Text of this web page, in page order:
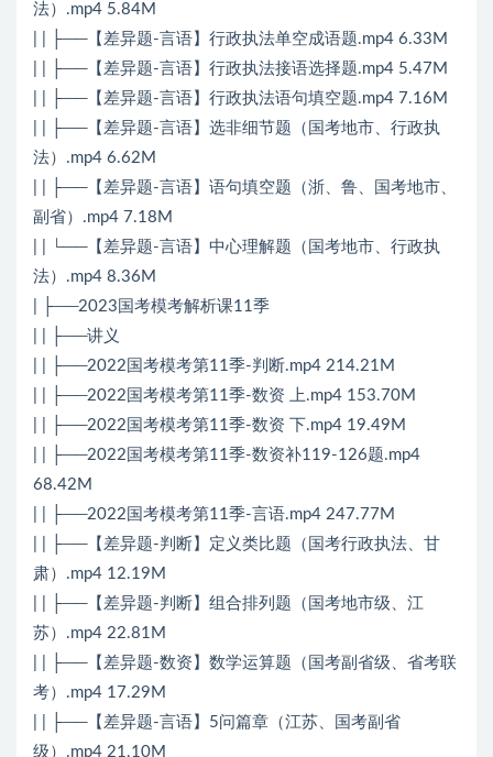
法）.mp4 5.84M
| | ├──【差异题-言语】行政执法单空成语题.mp4 6.33M
| | ├──【差异题-言语】行政执法接语选择题.mp4 5.47M
| | ├──【差异题-言语】行政执法语句填空题.mp4 7.16M
| | ├──【差异题-言语】选非细节题（国考地市、行政执
法）.mp4 6.62M
| | ├──【差异题-言语】语句填空题（浙、鲁、国考地市、
副省）.mp4 7.18M
| | └──【差异题-言语】中心理解题（国考地市、行政执
法）.mp4 8.36M
| ├──2023国考模考解析课11季
| | ├──讲义
| | ├──2022国考模考第11季-判断.mp4 214.21M
| | ├──2022国考模考第11季-数资 上.mp4 153.70M
| | ├──2022国考模考第11季-数资 下.mp4 19.49M
| | ├──2022国考模考第11季-数资补119-126题.mp4
68.42M
| | ├──2022国考模考第11季-言语.mp4 247.77M
| | ├──【差异题-判断】定义类比题（国考行政执法、甘
肃）.mp4 12.19M
| | ├──【差异题-判断】组合排列题（国考地市级、江
苏）.mp4 22.81M
| | ├──【差异题-数资】数学运算题（国考副省级、省考联
考）.mp4 17.29M
| | ├──【差异题-言语】5问篇章（江苏、国考副省
级）.mp4 21.10M